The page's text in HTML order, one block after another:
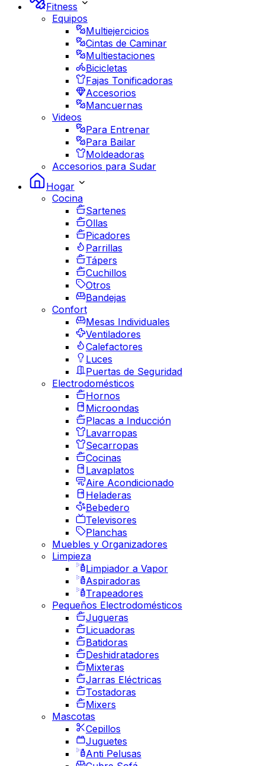
Fitness
Equipos
Multiejercicios
Cintas de Caminar
Multiestaciones
Bicicletas
Fajas Tonificadoras
Accesorios
Mancuernas
Videos
Para Entrenar
Para Bailar
Moldeadoras
Accesorios para Sudar
Hogar
Cocina
Sartenes
Ollas
Picadores
Parrillas
Tápers
Cuchillos
Otros
Bandejas
Confort
Mesas Individuales
Ventiladores
Calefactores
Luces
Puertas de Seguridad
Electrodomésticos
Hornos
Microondas
Placas a Inducción
Lavarropas
Secarropas
Cocinas
Lavaplatos
Aire Acondicionado
Heladeras
Bebedero
Televisores
Planchas
Muebles y Organizadores
Limpieza
Limpiador a Vapor
Aspiradoras
Trapeadores
Pequeños Electrodomésticos
Jugueras
Licuadoras
Batidoras
Deshidratadores
Mixteras
Jarras Eléctricas
Tostadoras
Mixers
Mascotas
Cepillos
Juguetes
Anti Pelusas